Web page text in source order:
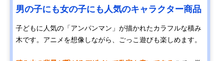
男の子にも女の子にも人気のキャラクター商品
子どもに人気の「アンパンマン」が描かれたカラフルな積み
木です。アニメを想像しながら、ごっこ遊びも楽しめます。